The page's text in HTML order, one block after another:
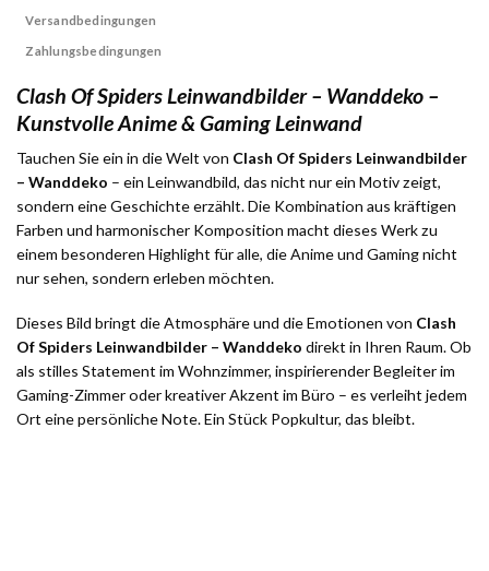
Versandbedingungen
Zahlungsbedingungen
Clash Of Spiders Leinwandbilder – Wanddeko –
Kunstvolle Anime & Gaming Leinwand
Tauchen Sie ein in die Welt von Clash Of Spiders Leinwandbilder
– Wanddeko – ein Leinwandbild, das nicht nur ein Motiv zeigt,
sondern eine Geschichte erzählt. Die Kombination aus kräftigen
Farben und harmonischer Komposition macht dieses Werk zu
einem besonderen Highlight für alle, die Anime und Gaming nicht
nur sehen, sondern erleben möchten.
Dieses Bild bringt die Atmosphäre und die Emotionen von Clash
Of Spiders Leinwandbilder – Wanddeko direkt in Ihren Raum. Ob
als stilles Statement im Wohnzimmer, inspirierender Begleiter im
Gaming-Zimmer oder kreativer Akzent im Büro – es verleiht jedem
Ort eine persönliche Note. Ein Stück Popkultur, das bleibt.